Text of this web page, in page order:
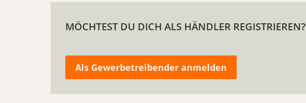
MÖCHTEST DU DICH ALS HÄNDLER REGISTRIEREN?
Als Gewerbetreibender anmelden